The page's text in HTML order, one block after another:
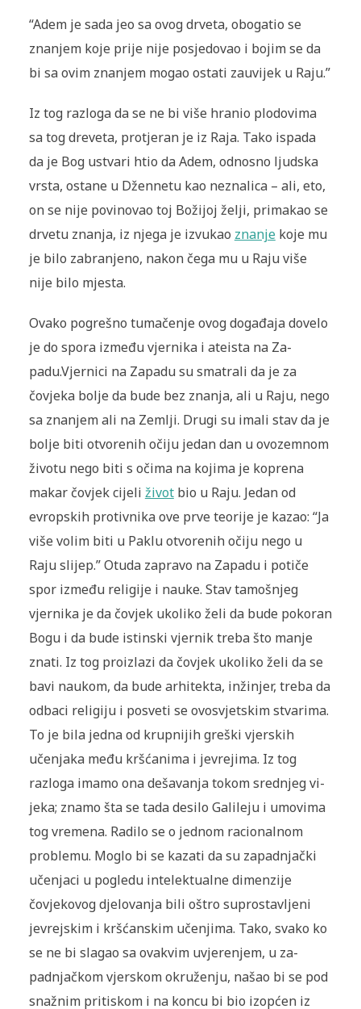
“Adem je sada jeo sa ovog drveta, obogatio se
znanjem koje prije nije posjedovao i bojim se da
bi sa ovim znanjem mogao ostati zauvijek u Raju.”
Iz tog razloga da se ne bi više hranio plodovima
sa tog dreveta, protjeran je iz Raja. Tako ispada
da je Bog ustvari htio da Adem, od­nosno ljudska
vrsta, ostane u Džennetu kao neznalica – ali, eto,
on se nije povinovao toj Božijoj želji, primakao se
drvetu znanja, iz njega je izvukao znanjekoje mu
je bilo zabranjeno, nakon čega mu u Raju više
nije bilo mjesta.
Ovako pogrešno tumačenje ovog događaja dovelo
je do spora između vjernika i ateista na Za­
padu.Vjernici na Zapadu su smatrali da je za
čovjeka bolje da bude bez znanja, ali u Raju, nego
sa znan­jem ali na Zemlji. Drugi su imali stav da je
bolje biti otvorenih očiju jedan dan u ovozemnom
životu nego biti s očima na kojima je ko­prena
makar čovjek cijeli životbio u Raju. Jedan od
evropskih protivnika ove prve teorije je kazao: “Ja
više volim biti u Paklu otvorenih očiju nego u
Raju sli­jep.” Otuda zapravo na Zapadu i potiče
spor između religije i nauke. Stav tamošnjeg
vjernika je da čovjek ukoliko želi da bude pokoran
Bogu i da bude istinski vjernik treba što manje
znati. Iz tog proizlazi da čovjek ukoliko želi da se
bavi naukom, da bude arhitekta, inžinjer, treba da
odbaci religiju i posveti se ovosvjetskim stvarima.
To je bila jedna od krupnijih greški vjerskih
učenjaka među kršćanima i jevrejima. Iz tog
razloga imamo ona dešavanja tokom srednjeg vi­
jeka; znamo šta se tada desilo Galileju i umovima
tog vremena. Radilo se o jednom racionalnom
problemu. Moglo bi se kazati da su zapadnjački
učenjaci u pogledu intelektualne dimenzije
čovjekovog djelovanja bili oštro suprostavljeni
jevrejskim i kršćanskim učenjima. Tako, svako ko
se ne bi slagao sa ovakvim uvjerenjem, u za­
padnjačkom vjerskom okruženju, našao bi se pod
snažnim pritiskom i na koncu bi bio izopćen iz